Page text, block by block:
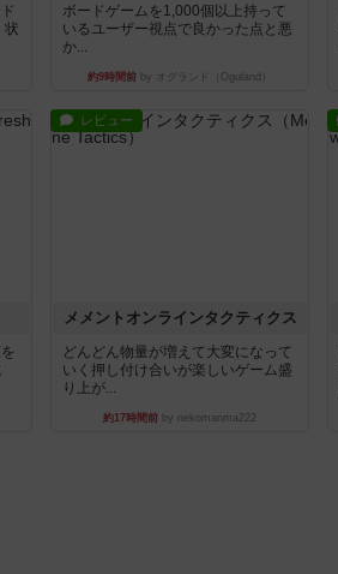
状
ボードゲームを1,000個以上持って
いるユーザー視点で良かった点と悪
か...
約9時間前 by オグランド（Oguland）
レビュー
メメントオンラインタクティクス
どんどん物量が増えて大変になって
いく押し付け合いが楽しいゲーム盛
り上が...
約17時間前 by nekomanma222